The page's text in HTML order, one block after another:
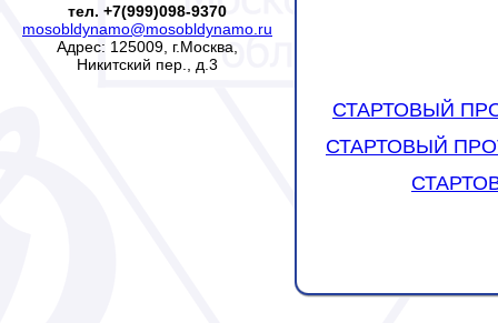
тел. +7(999)098-9370
mosobldynamo@mosobldynamo.ru
Адрес: 125009, г.Москва,
Никитский пер., д.3
СТАРТОВЫЙ
СТАРТОВЫЙ